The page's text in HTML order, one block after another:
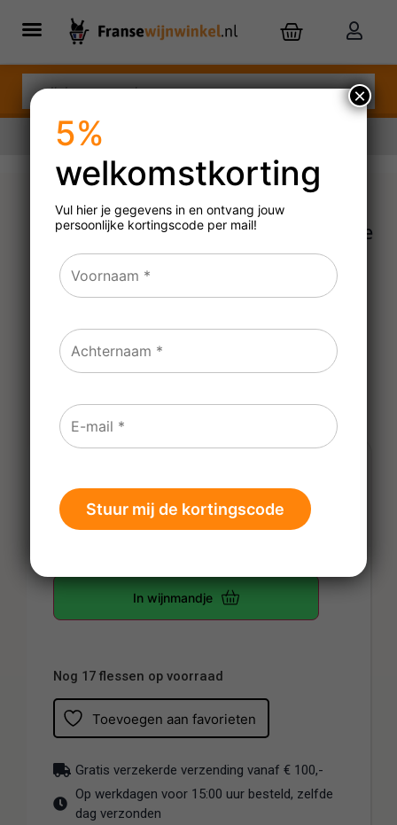
Paul Mas Grande Réserve
Chardonnay
2023, 2024
€15,39
Prijs per fles
In wijnmandje
Nog 17 flessen op voorraad
Toevoegen aan favorieten
Gratis verzekerde verzending vanaf € 100,-
Op werkdagen voor 15:00 uur besteld, zelfde
dag verzonden
5%
welkomstkorting
Vul hier je gegevens in en ontvang jouw
persoonlijke kortingscode per mail!
×